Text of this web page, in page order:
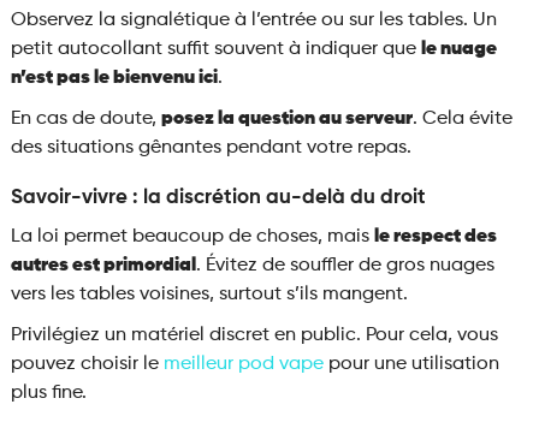
Observez la signalétique à l’entrée ou sur les tables. Un
petit autocollant suffit souvent à indiquer que le nuage
n’est pas le bienvenu ici.
En cas de doute, posez la question au serveur. Cela évite
des situations gênantes pendant votre repas.
Savoir-vivre : la discrétion au-delà du droit
La loi permet beaucoup de choses, mais le respect des
autres est primordial . Évitez de souffler de gros nuages
vers les tables voisines, surtout s’ils mangent.
Privilégiez un matériel discret en public. Pour cela, vous
pouvez choisir le meilleur pod vapepour une utilisation
plus fine.